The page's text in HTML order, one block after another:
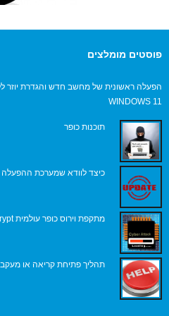
פוסטים מומלצים
הפעלה ראשונית של מחשב חדש והגדרת יוזר
WINDOWS 11
תוכנות כופר
כיצד לוודא שמערכת ההפעלה
מתקפת וירוס כופר עולמית WannaCrypt
תהליך פתיחת קריאה או